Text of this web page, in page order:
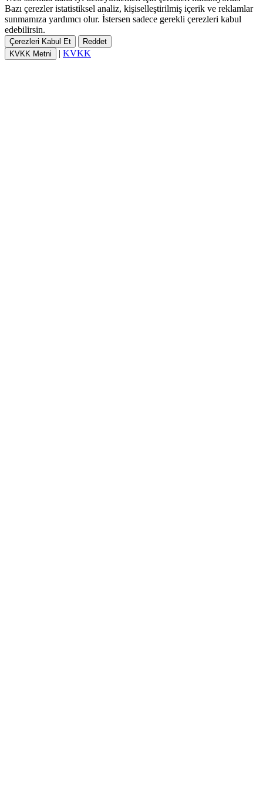
Bazı çerezler istatistiksel analiz, kişiselleştirilmiş içerik ve reklamlar
sunmamıza yardımcı olur. İstersen sadece gerekli çerezleri kabul
edebilirsin.
Çerezleri Kabul Et
Reddet
KVKK Metni
| KVKK